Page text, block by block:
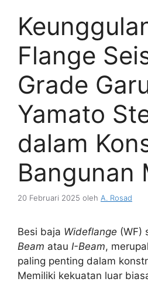
Flange
Grade
Yamato
dalam
Bangunan
20 Februari 2025 oleh A. Rosad
Besi baja Wideflange (WF)
Beam atau I-Beam,
paling penting dalam
Memiliki kekuatan luar